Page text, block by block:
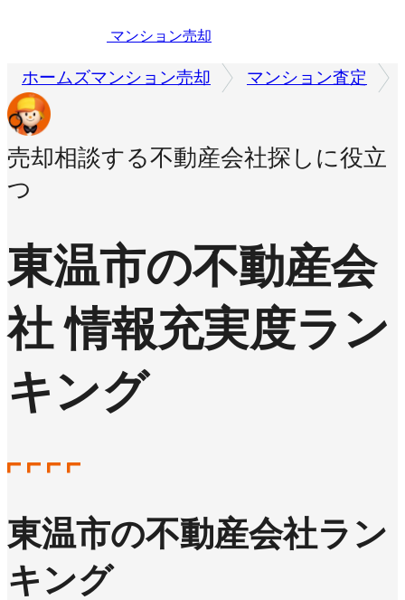
マンション売却
ホームズマンション売却 マンション査定
売却相談する不動産会社探しに役立
つ
東温市の不動産会
社 情報充実度ラン
キング
東温市の不動産会社ラン
キング